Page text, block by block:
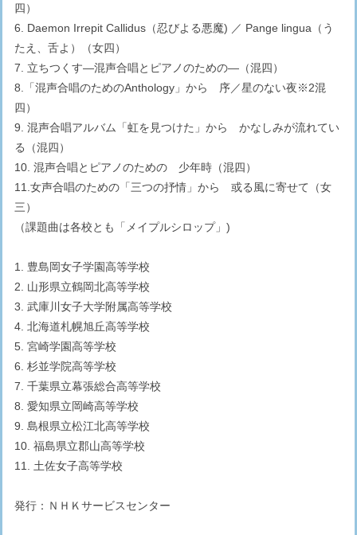
四）
6. Daemon Irrepit Callidus（忍びよる悪魔) ／ Pange lingua（う
たえ、舌よ）（女四）
7. 立ちつくす—混声合唱とピアノのための—（混四）
8.「混声合唱のためのAnthology」から 序／星のない夜※2混
四）
9. 混声合唱アルバム「虹を見つけた」から かなしみが流れてい
る（混四）
10. 混声合唱とピアノのための 少年時（混四）
11.女声合唱のための「三つの抒情」から 或る風に寄せて（女
三）
（課題曲は各校とも「メイプルシロップ」)
1. 豊島岡女子学園高等学校
2. 山形県立鶴岡北高等学校
3. 武庫川女子大学附属高等学校
4. 北海道札幌旭丘高等学校
5. 宮崎学園高等学校
6. 杉並学院高等学校
7. 千葉県立幕張総合高等学校
8. 愛知県立岡崎高等学校
9. 島根県立松江北高等学校
10. 福島県立郡山高等学校
11. 土佐女子高等学校
発行：ＮＨＫサービスセンター